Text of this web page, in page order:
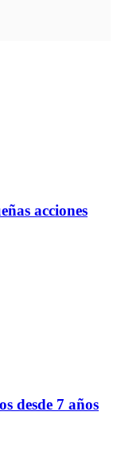
acciones
desde 7 años